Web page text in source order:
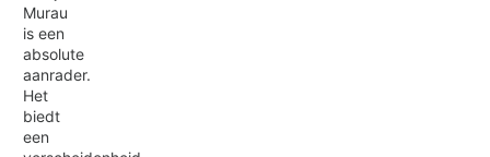
Murau
is een
absolute
aanrader.
Het
biedt
een